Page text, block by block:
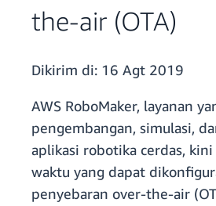
the-air (OTA)
Dikirim di: 16 Agt 2019
AWS RoboMaker, layanan
pengembangan, simulasi,
aplikasi robotika cerdas,
waktu yang dapat
penyebaran over-the-air